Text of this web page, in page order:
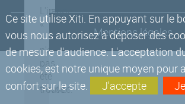
Ce site utilise Xiti. En appuyant sur le
vous nous autorisez à déposer des
de mesure d'audience. L'acceptation
cookies, est notre unique moyen pour
confort sur le site.
J'accepte
Mentions légales